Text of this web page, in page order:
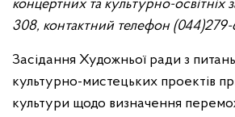
концертних та культурно-освітніх
308, контактний телефон
Засідання Художньої ради з
культурно-мистецьких проектів
культури щодо визначення